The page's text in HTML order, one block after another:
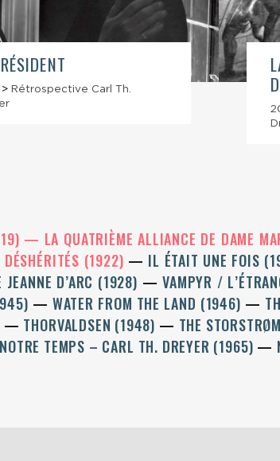
> Rétrospective Carl Th.
LA QUATRIÈME ALLIANCE DE DAME
(1922)
IL ÉTAIT UNE FOIS
JEANNE D’ARC (1928)
VAMPYR /
WATER FROM THE LAND (1946)
THORVALDSEN (1948) THE
TEMPS – CARL TH. DREYER (1965)